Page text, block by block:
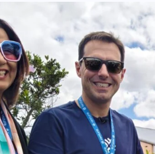
MÉXICO
NOTICIAS
MILAGRO BOHEMIO:
EN BANCARROTA
POR ABUSOS Y FALTA
PLANEACIÓN